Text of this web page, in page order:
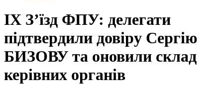
IХ З’їзд ФПУ: делегати
підтвердили довіру Сергію
БИЗОВУ та оновили склад
керівних органів